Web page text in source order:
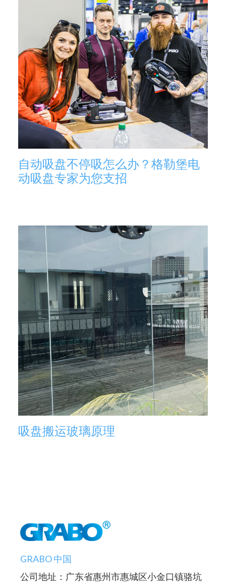
自动吸盘不停吸怎么办？格勒堡电
动吸盘专家为您支招
吸盘搬运玻璃原理
GRABO 中国
公司地址：广东省惠州市惠城区小金口镇骆坑